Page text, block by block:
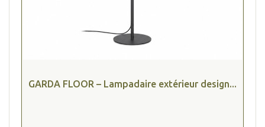
GARDA FLOOR – Lampadaire extérieur design...